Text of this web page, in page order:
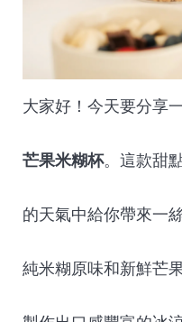
大家好！今天要分享
芒果米糊杯。這款甜
的天氣中給你帶來一
純米糊原味和新鮮芒